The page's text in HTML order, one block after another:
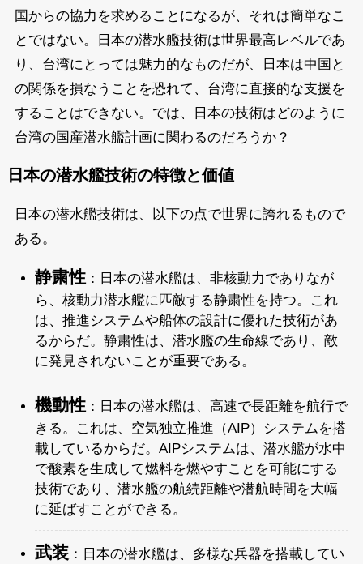
国からの協力を求めることになるが、それは簡単なこ
とではない。日本の潜水艦技術は世界最高レベルであ
り、台湾にとっては魅力的なものだが、日本は中国と
の関係を損なうことを恐れて、台湾に直接的な支援を
することはできない。では、日本の技術はどのように
台湾の国産潜水艦計画に関わるのだろうか？
日本の潜水艦技術の特徴と価値
日本の潜水艦技術は、以下の点で世界に誇れるもので
ある。
静粛性 ：日本の潜水艦は、非核動力でありなが
ら、核動力潜水艦に匹敵する静粛性を持つ。これ
は、推進システムや船体の設計に優れた技術があ
るからだ。静粛性は、潜水艦の生命線であり、敵
に発見されないことが重要である。
機動性 ：日本の潜水艦は、高速で長距離を航行で
きる。これは、空気独立推進（AIP）システムを搭
載しているからだ。AIPシステムは、潜水艦が水中
で酸素を生成して燃料を燃やすことを可能にする
技術であり、潜水艦の航続距離や潜航時間を大幅
に延ばすことができる。
武装 ：日本の潜水艦は、多様な兵器を搭載してい